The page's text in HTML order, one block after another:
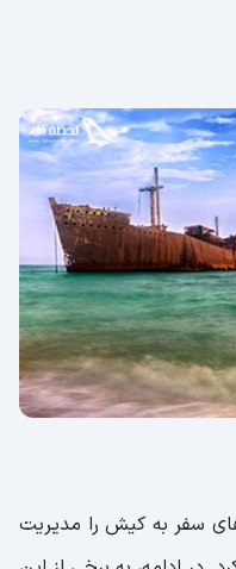
سفر به کیش را مدیریت